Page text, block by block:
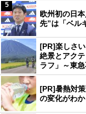
欧州初の日
先”は「ベル
5
[PR]楽しさ
絶景とアク
ラフ」～東
[PR]暑熱対
の変化がわ